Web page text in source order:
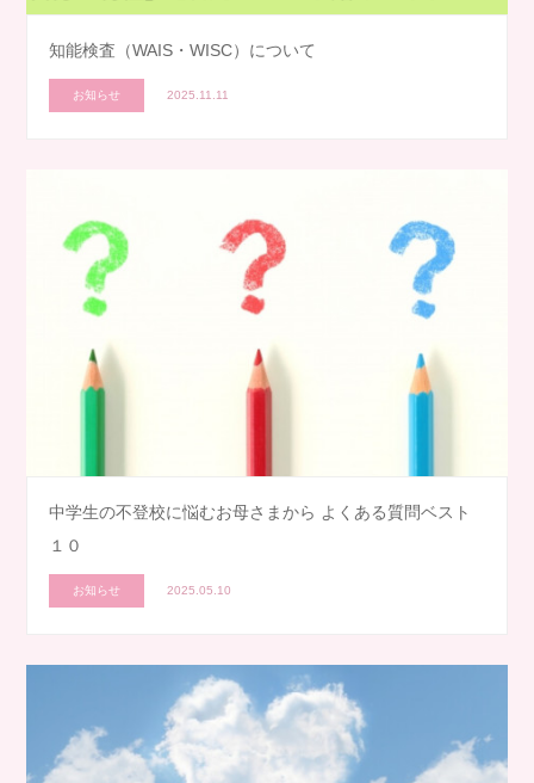
知能検査（WAIS・WISC）について
お知らせ 2025.11.11
中学生の不登校に悩むお母さまから よくある質問ベスト
１０
お知らせ 2025.05.10